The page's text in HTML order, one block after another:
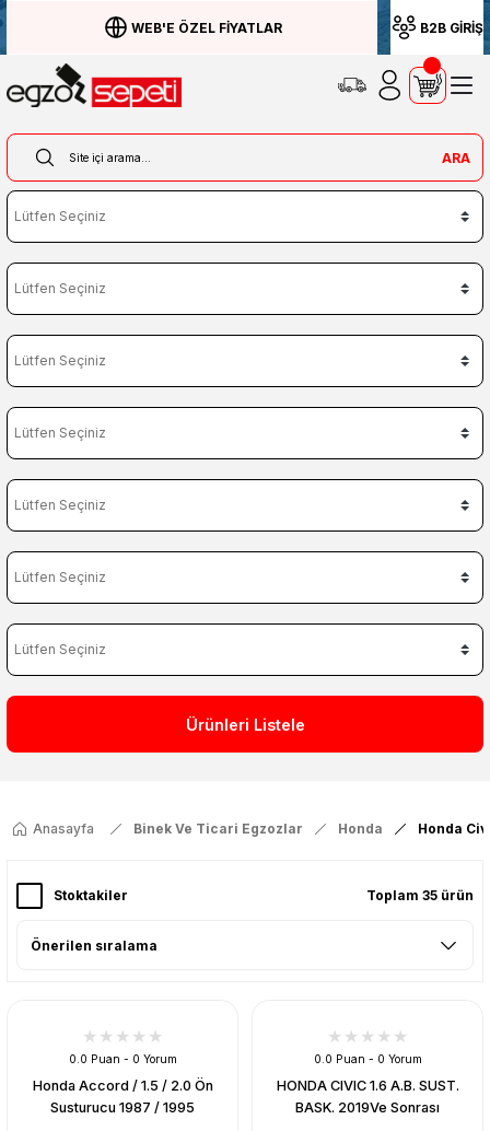
WEB'E ÖZEL FİYATLAR B2B GİRİŞ
ARA
Ürünleri Listele
Anasayfa Binek Ve Ticari Egzozlar Honda Honda
Stoktakiler Toplam 35 ürün
0.0 Puan - 0 Yorum
Honda Accord / 1.5 / 2.0 Ön
Susturucu 1987 / 1995
0.0 Puan - 0 Yorum
HONDA CIVIC 1.6 A.B. SUST.
BASK. 2019Ve Sonrası